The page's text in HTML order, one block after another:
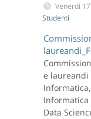
Venerdì
Studenti
e laureandi
Informatica
Data